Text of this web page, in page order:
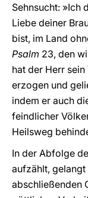
Sehnsucht: »Ich
Liebe deiner
bist, im Land
Psalm 23, den
hat der Herr
erzogen und
indem er auch
feindlicher
Heilsweg
In der Abfolge
aufzählt,
abschließenden